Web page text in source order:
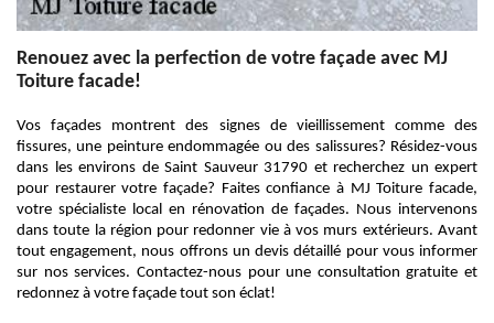
Renouez avec la perfection de votre façade avec MJ
Toiture facade!
Vos façades montrent des signes de vieillissement comme des
fissures, une peinture endommagée ou des salissures? Résidez-vous
dans les environs de Saint Sauveur 31790 et recherchez un expert
pour restaurer votre façade? Faites confiance à MJ Toiture facade,
votre spécialiste local en rénovation de façades. Nous intervenons
dans toute la région pour redonner vie à vos murs extérieurs. Avant
tout engagement, nous offrons un devis détaillé pour vous informer
sur nos services. Contactez-nous pour une consultation gratuite et
redonnez à votre façade tout son éclat!